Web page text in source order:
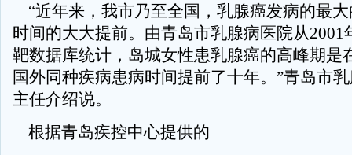
“近年来，我市乃至全国，乳腺癌发病的最
时间的大大提前。由青岛市乳腺病医院从2001
靶数据库统计，岛城女性患乳腺癌的高峰期是
国外同种疾病患病时间提前了十年。”青岛市
主任介绍说。
根据青岛疾控中心提供的